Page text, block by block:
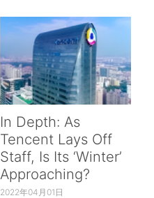
In Depth: As
Tencent Lays Off
Staff, Is Its ‘Winter’
Approaching?
2022年04月01日